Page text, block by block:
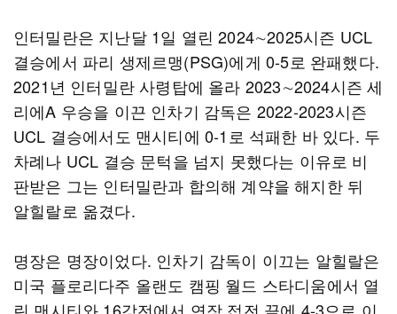
인터밀란은 지난달 1일 열린 2024∼2025시즌 UCL
결승에서 파리 생제르맹(PSG)에게 0-5로 완패했다.
2021년 인터밀란 사령탑에 올라 2023∼2024시즌 세
리에A 우승을 이끈 인차기 감독은 2022-2023시즌
UCL 결승에서도 맨시티에 0-1로 석패한 바 있다. 두
차례나 UCL 결승 문턱을 넘지 못했다는 이유로 비
판받은 그는 인터밀란과 합의해 계약을 해지한 뒤
알힐랄로 옮겼다.
명장은 명장이었다. 인차기 감독이 이끄는 알힐랄은
미국 플로리다주 올랜도 캠핑 월드 스타디움에서 열